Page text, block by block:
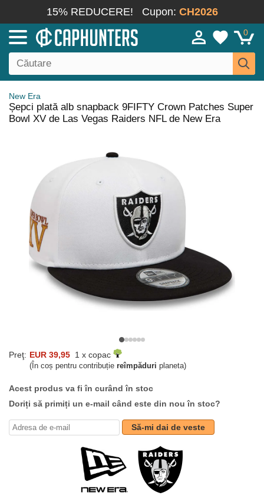
15% REDUCERE! Cupon: CH2026
0
New Era
Șepci plată alb snapback 9FIFTY Crown Patches Super
Bowl XV de Las Vegas Raiders NFL de New Era
Preţ: EUR 39,95 1 x copac
(În coș pentru contribuție reîmpăduri planeta)
Acest produs va fi în curând în stoc
Doriți să primiți un e-mail când este din nou în stoc?
Să-mi dai de veste